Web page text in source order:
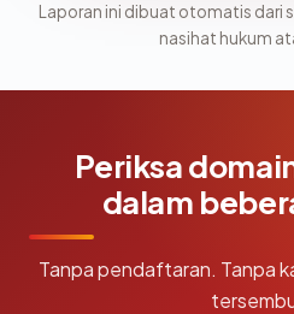
Laporan ini dibuat otomatis dari
nasihat hukum
Periksa
dalam
Tanpa pendaftaran. Tanpa